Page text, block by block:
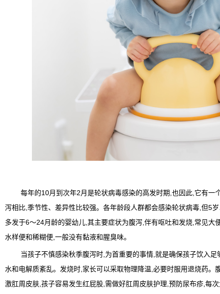
每年的10月到次年2月是轮状病毒感染的高发时期,也因此,它有一
泻相比,季节性、差异性比较强。各年龄段人群都会感染轮状病毒,但5
多发于6～24月龄的婴幼儿,其主要症状为腹泻,伴有呕吐和发烧,常见大
水样便和稀糊便,一般没有黏液和腥臭味。
当孩子不慎感染秋季腹泻时,为首重要的事情,就是确保孩子饮入
水和电解质紊乱。发烧时,家长可以采取物理降温,必要时服用退烧药。
激肛周皮肤,孩子容易发生红屁股,需做好肛周皮肤护理,预防尿布疹,每